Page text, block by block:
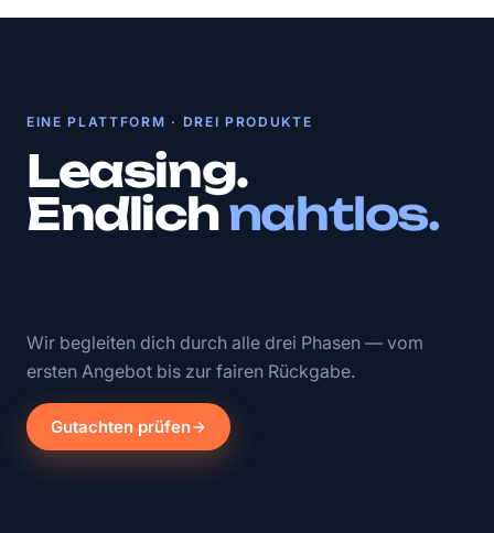
EINE PLATTFORM · DREI PRODUKTE
Leasing.
Endlichnahtlos.
Wir begleiten dich durch alle drei Phasen — vom
ersten Angebot bis zur fairen Rückgabe.
Gutachten prüfen